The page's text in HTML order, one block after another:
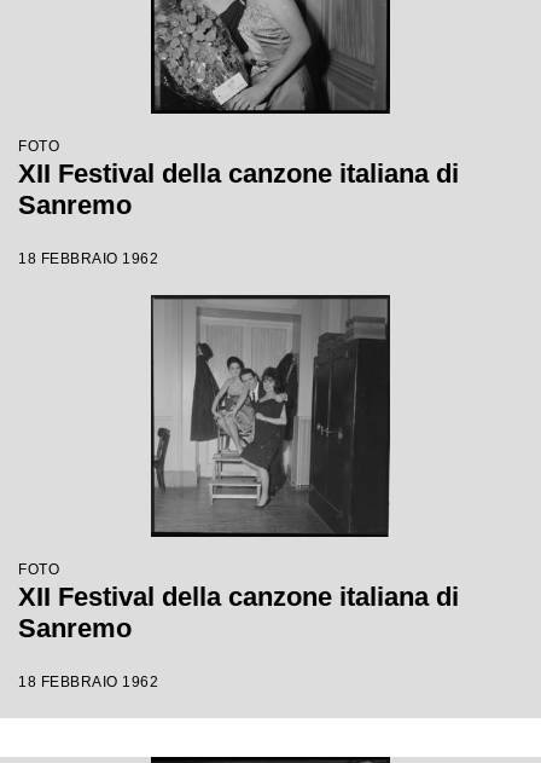
FOTO
XII Festival della canzone italiana di
Sanremo
18 FEBBRAIO 1962
FOTO
XII Festival della canzone italiana di
Sanremo
18 FEBBRAIO 1962